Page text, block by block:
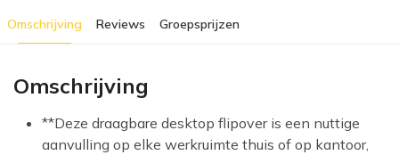
Omschrijving Reviews Groepsprijzen
Omschrijving
**Deze draagbare desktop flipover is een nuttige
aanvulling op elke werkruimte thuis of op kantoor,